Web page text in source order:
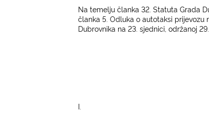
Na temelju članka 32. Statuta Grada
članka 5. Odluka o autotaksi prijevozu
Dubrovnika na 23. sjednici, održanoj
I.